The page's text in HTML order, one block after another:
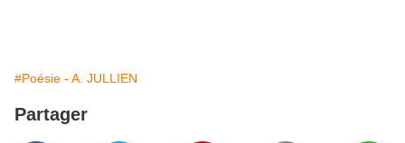
#Poésie - A. JULLIEN
Partager